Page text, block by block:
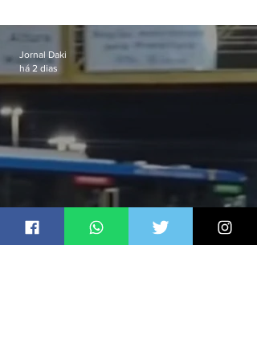
passagens
Jornal Daki
há 2 dias